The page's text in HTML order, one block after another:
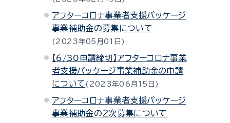
アフターコロナ事業者支援パッケージ
事業補助金の募集について
2023年05月01日
【6/30申請締切】アフターコロナ事業
者支援パッケージ事業補助金の申請
について
2023年06月15日
アフターコロナ事業者支援パッケージ
事業補助金の２次募集について